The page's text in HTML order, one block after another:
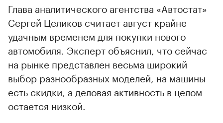
Глава аналитического агентства «Автостат»
Сергей Целиков считает август крайне
удачным временем для покупки нового
автомобиля. Эксперт объяснил, что сейчас
на рынке представлен весьма широкий
выбор разнообразных моделей, на машины
есть скидки, а деловая активность в целом
остается низкой.